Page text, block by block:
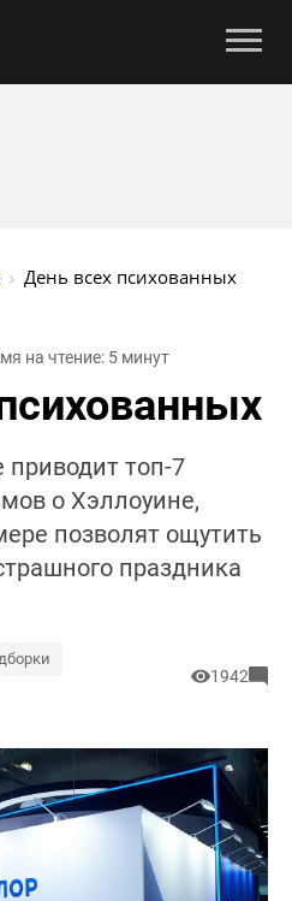
День всех психованных
на чтение: 5 минут
приводит топ-7
о Хэллоуине,
позволят ощутить
праздника
1942